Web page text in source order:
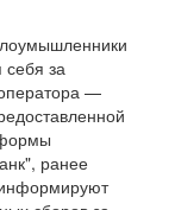
себя за
—
ранее